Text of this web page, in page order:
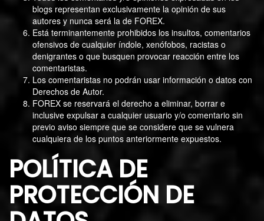
blogs representan exclusivamente la opinión de sus
autores y nunca será la de FOREX.
Está terminantemente prohibidos los insultos, comentarios
ofensivos de cualquier índole, xenófobos, racistas o
denigrantes o que busquen provocar reacción entre los
comentaristas.
Los comentaristas no podrán usar información o datos con
Derechos de Autor.
FOREX se reservará el derecho a eliminar, borrar e
inclusive expulsar a cualquier usuario y/o comentario sin
previo aviso siempre que se considere que se vulnera
cualquiera de los puntos anteriormente expuestos.
POLÍTICA DE
PROTECCIÓN DE